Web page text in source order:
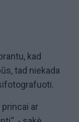
kad
tad niekada
ar